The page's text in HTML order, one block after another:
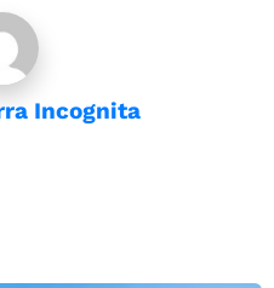
Incognita